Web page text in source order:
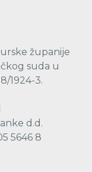
županije
suda u
1924-3.
d.d.
5646 8